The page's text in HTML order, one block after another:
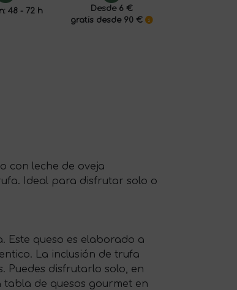
48 - 72 h
Desde 6 €
gratis desde 90 €
con leche de oveja
Ideal para disfrutar solo o
Este queso es elaborado a
La inclusión de trufa
Puedes disfrutarlo solo, en
de quesos gourmet en